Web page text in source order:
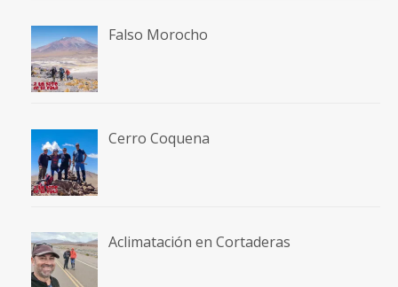
Falso Morocho
Cerro Coquena
Aclimatación en Cortaderas